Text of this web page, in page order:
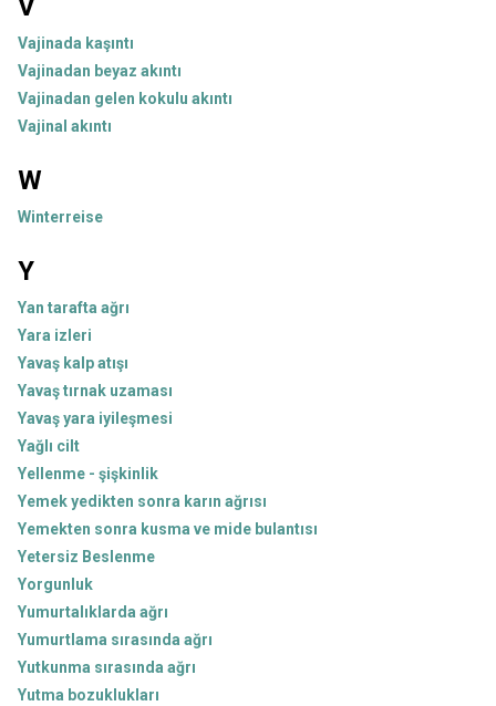
V
Vajinada kaşıntı
Vajinadan beyaz akıntı
Vajinadan gelen kokulu akıntı
Vajinal akıntı
W
Winterreise
Y
Yan tarafta ağrı
Yara izleri
Yavaş kalp atışı
Yavaş tırnak uzaması
Yavaş yara iyileşmesi
Yağlı cilt
Yellenme - şişkinlik
Yemek yedikten sonra karın ağrısı
Yemekten sonra kusma ve mide bulantısı
Yetersiz Beslenme
Yorgunluk
Yumurtalıklarda ağrı
Yumurtlama sırasında ağrı
Yutkunma sırasında ağrı
Yutma bozuklukları